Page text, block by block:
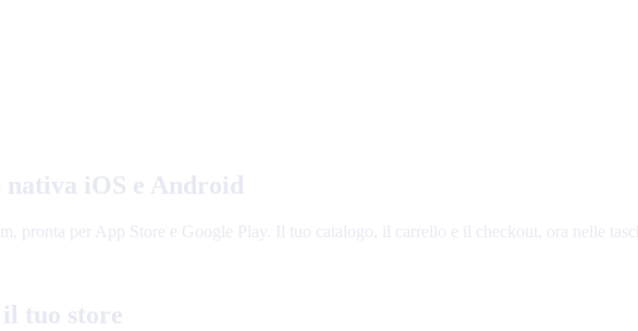
iOS e Android
pronta per App Store e Google Play. Il tuo catalogo, il carrello e il checkout, ora nelle
tuo store